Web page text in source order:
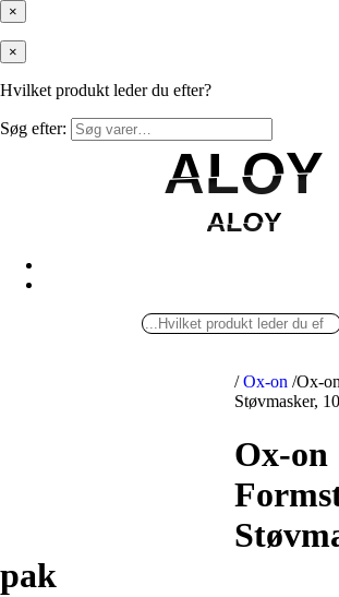
×
×
Hvilket produkt leder du efter?
Søg efter:
ALOY
ALOY
ALOY
ALOY
/ Ox-on /Ox-
Støvmasker,
Ox-on
pak